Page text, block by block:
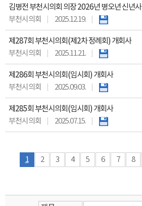
김병전 부천시의회 의장 2026년 병오년 신년사
부천시의회
2025.12.19.
제287회 부천시의회(제2차 정례회) 개회사
부천시의회
2025.11.21.
제286회 부천시의회(임시회) 개회사
부천시의회
2025.09.03.
제285회 부천시의회(임시회) 개회사
부천시의회
2025.07.15.
1 2 3 4 5 6 7 8